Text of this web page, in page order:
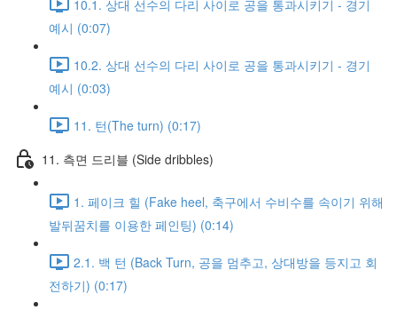
10.1. 상대 선수의 다리 사이로 공을 통과시키기 - 경기
예시 (0:07)
10.2. 상대 선수의 다리 사이로 공을 통과시키기 - 경기
예시 (0:03)
11. 턴(The turn) (0:17)
11. 측면 드리블 (Side dribbles)
1. 페이크 힐 (Fake heel, 축구에서 수비수를 속이기 위해
발뒤꿈치를 이용한 페인팅) (0:14)
2.1. 백 턴 (Back Turn, 공을 멈추고, 상대방을 등지고 회
전하기) (0:17)